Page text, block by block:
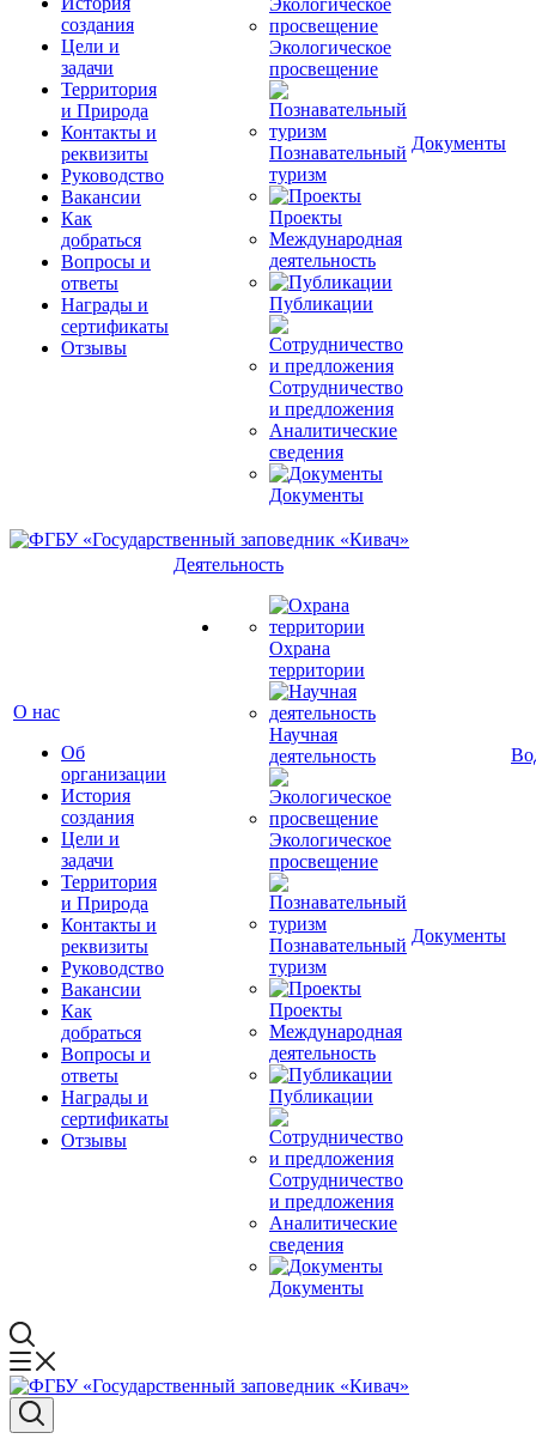
создания
Цели и
задачи
Территория
и Природа
Контакты и
реквизиты
Руководство
Вакансии
Как
добраться
Вопросы и
ответы
Награды и
сертификаты
Отзывы
Экологическое
просвещение
Познавательный
туризм
Проекты
Международная
деятельность
Публикации
Сотрудничество
и предложения
Аналитические
сведения
Документы
Документы
О нас
Об
организации
История
создания
Цели и
задачи
Территория
и Природа
Контакты и
реквизиты
Руководство
Вакансии
Как
добраться
Вопросы и
ответы
Награды и
сертификаты
Отзывы
Деятельность
Охрана
территории
Научная
деятельность
Экологическое
просвещение
Познавательный
туризм
Проекты
Международная
деятельность
Публикации
Сотрудничество
и предложения
Аналитические
сведения
Документы
Документы